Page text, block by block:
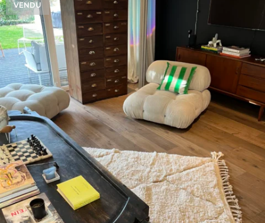
VENDU